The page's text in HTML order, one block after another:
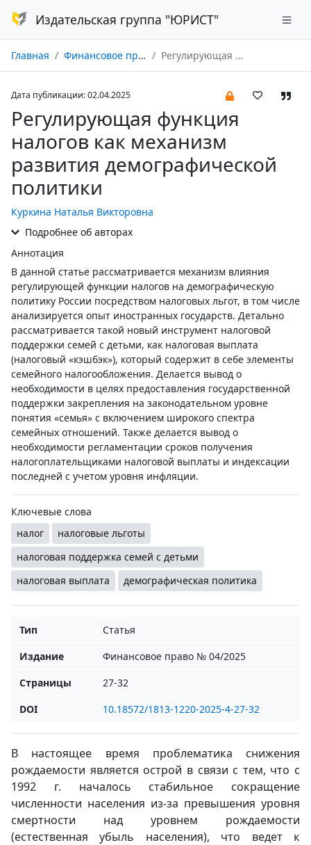
Издательская группа "ЮРИСТ"
Главная Финансовое право № 04/2025 Регулирующая функция налогов как механизм развития демографической политики
Дата публикации: 02.04.2025
Регулирующая функция
налогов как механизм
развития демографической
политики
Куркина Наталья Викторовна
Подробнее об авторах
Аннотация
В данной статье рассматривается механизм влияния
регулирующей функции налогов на демографическую
политику России посредством налоговых льгот, в том числе
анализируется опыт иностранных государств. Детально
рассматривается такой новый инструмент налоговой
поддержки семей с детьми, как налоговая выплата
(налоговый «кэшбэк»), который содержит в себе элементы
семейного налогообложения. Делается вывод о
необходимости в целях предоставления государственной
поддержки закрепления на законодательном уровне
понятия «семья» с включением широкого спектра
семейных отношений. Также делается вывод о
необходимости регламентации сроков получения
налогоплательщиками налоговой выплаты и индексации
последней с учетом уровня инфляции.
Ключевые слова
налог
налоговые льготы
налоговая поддержка семей с детьми
налоговая выплата
демографическая политика
Тип
Статья
Издание
Финансовое право № 04/2025
Страницы
27-32
DOI
10.18572/1813-1220-2025-4-27-32
В настоящее время проблематика снижения
рождаемости является острой в связи с тем, что с
1992 г. началось стабильное сокращение
численности населения из-за превышения уровня
смертности над уровнем рождаемости
(естественная убыль населения), что ведет к